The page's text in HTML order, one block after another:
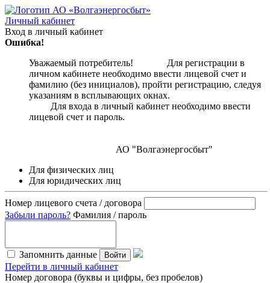
Личный кабинет
Вход в личный кабинет
Ошибка!
Уважаемый потребитель! Для регистрации в
личном кабинете необходимо ввести лицевой счет и
фамилию (без инициалов), пройти регистрацию, следуя
указаниям в всплывающих окнах.
Для входа в личный кабинет необходимо ввести
лицевой счет и пароль.
АО "Волгаэнергосбыт"
Для физических лиц
Для юридических лиц
Номер лицевого счета / договора
Забыли пароль? Фамилия / пароль
Запомнить данные Войти
Перейти в личный кабинет
Номер договора (буквы и цифры, без пробелов)